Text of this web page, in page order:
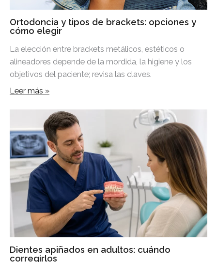
Ortodoncia y tipos de brackets: opciones y
cómo elegir
La elección entre brackets metálicos, estéticos o
alineadores depende de la mordida, la higiene y los
objetivos del paciente; revisa las claves.
Leer más »
Dientes apiñados en adultos: cuándo
corregirlos